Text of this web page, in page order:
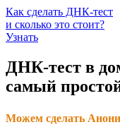
Как сделать ДНК-тест
и сколько это стоит?
Узнать
ДНК-тест в
самый
Можем сделать